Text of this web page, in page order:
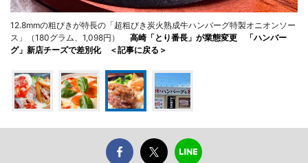
12.8mmの粗びきが特長の「超粗びき炭火熟成牛ハンバーグ特製オニオンソー
ス」（180グラム、1,098円）
高崎「とり番長」が業態変更 「ハンバー
グ」新店チーズで差別化 ＜記事に戻る＞